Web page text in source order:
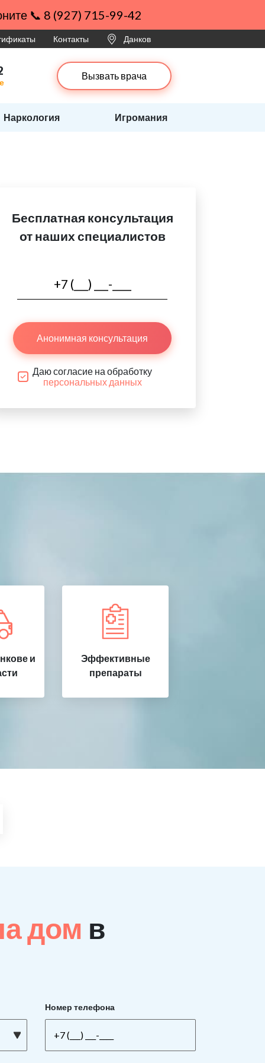
📞 8 (927) 715-99-42
Контакты Данков
Вызвать врача
Наркология Игромания
Бесплатная консультация
от наших специалистов
Анонимная консультация
Даю согласие на обработку
персональных данных
и
Эффективные
препараты
дом в
Номер телефона